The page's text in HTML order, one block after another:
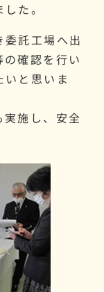
た。
託工場へ出
確認を行い
と思いま
施し、安全